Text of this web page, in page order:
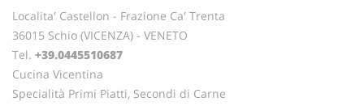
Localita' Castellon - Frazione Ca' Trenta
36015 Schio (VICENZA) - VENETO
Tel. +39.0445510687
Cucina Vicentina
Specialità Primi Piatti, Secondi di Carne